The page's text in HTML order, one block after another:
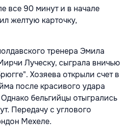
все 90 минут и в начале
желтую карточку,
тренера Эмила
Луческу, сыграла вничью
Хозяева открыли счет в
после красивого удара
бельгийцы отыгрались
Передачу с углового
Мехеле.